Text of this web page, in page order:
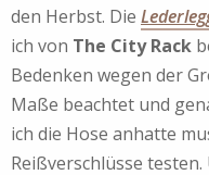
den Herbst. Die
ich von The City Rack
Bedenken wegen der
Maße beachtet und
ich die Hose anhatte
Reißverschlüsse testen.